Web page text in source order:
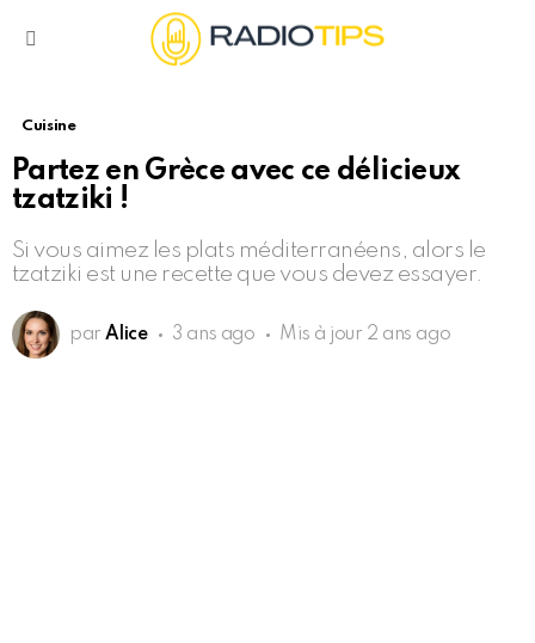
Cuisine
Partez en Grèce avec ce délicieux
tzatziki !
Si vous aimez les plats méditerranéens, alors le
tzatziki est une recette que vous devez essayer.
par Alice 3 ans ago Mis à jour 2 ans ago